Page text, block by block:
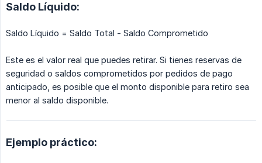
Saldo Líquido:
Saldo Líquido = Saldo Total - Saldo Comprometido
Este es el valor real que puedes retirar. Si tienes reservas de
seguridad o saldos comprometidos por pedidos de pago
anticipado, es posible que el monto disponible para retiro sea
menor al saldo disponible.
Ejemplo práctico: